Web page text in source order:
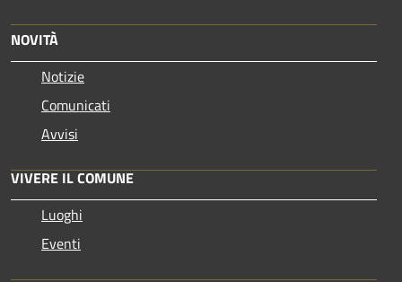
NOVITÀ
Notizie
Comunicati
Avvisi
VIVERE IL COMUNE
Luoghi
Eventi